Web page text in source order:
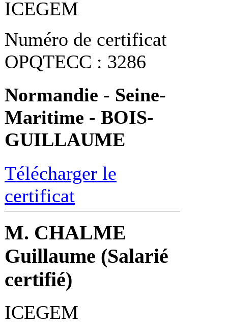
ICEGEM
Numéro de certificat
OPQTECC : 3286
Normandie - Seine-
Maritime - BOIS-
GUILLAUME
Télécharger le
certificat
M. CHALME
Guillaume (Salarié
certifié)
ICEGEM